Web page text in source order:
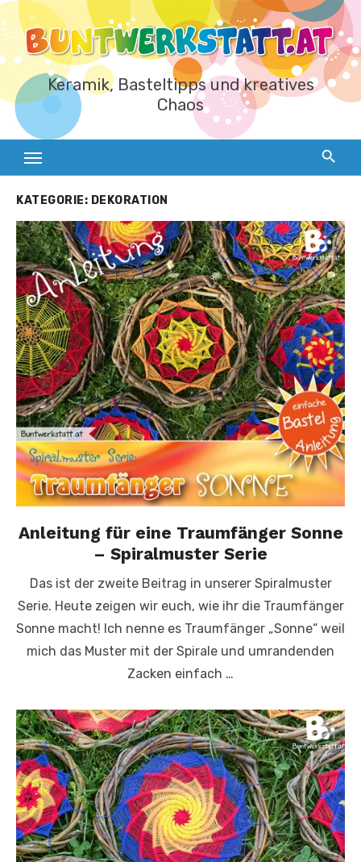
Zum
Inhalt
springen
Keramik, Basteltipps und kreatives
Chaos
KATEGORIE: DEKORATION
Anleitung für eine Traumfänger Sonne
– Spiralmuster Serie
Das ist der zweite Beitrag in unserer Spiralmuster
Serie. Heute zeigen wir euch, wie ihr die Traumfänger
Sonne macht! Ich nenne es Traumfänger „Sonne“ weil
mich das Muster mit der Spirale und umrandenden
Zacken einfach …